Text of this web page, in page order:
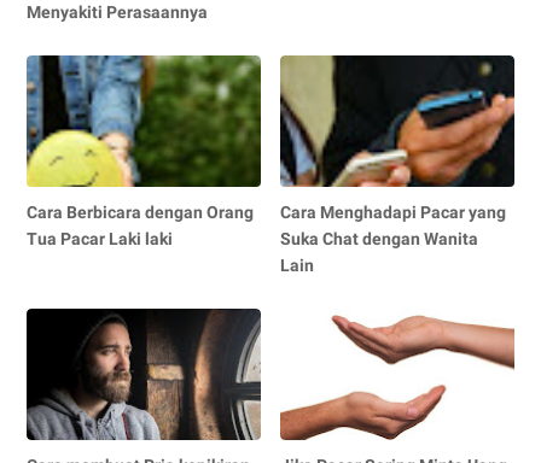
Menyakiti Perasaannya
Cara Berbicara dengan Orang
Tua Pacar Laki laki
Cara Menghadapi Pacar yang
Suka Chat dengan Wanita
Lain